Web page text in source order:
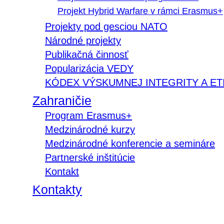
Projekt Hybrid Warfare v rámci Erasmus+
Projekty pod gesciou NATO
Národné projekty
Publikačná činnosť
Popularizácia VEDY
KÓDEX VÝSKUMNEJ INTEGRITY A
Zahraničie
Program Erasmus+
Medzinárodné kurzy
Medzinárodné konferencie a semináre
Partnerské inštitúcie
Kontakt
Kontakty